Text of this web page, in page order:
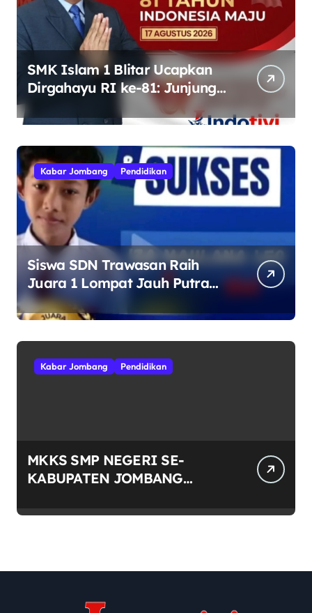
SMK Islam 1 Blitar Ucapkan
Dirgahayu RI ke-81: Junjung
Kebhinekaan
Kabar Jombang Pendidikan
Siswa SDN Trawasan Raih
Juara 1 Lompat Jauh Putra
Tingkat Kecamatan Sumobito
di HUT RI ke-81
Kabar Jombang Pendidikan
MKKS SMP NEGERI SE-
KABUPATEN JOMBANG
DENGAN SEMANGAT